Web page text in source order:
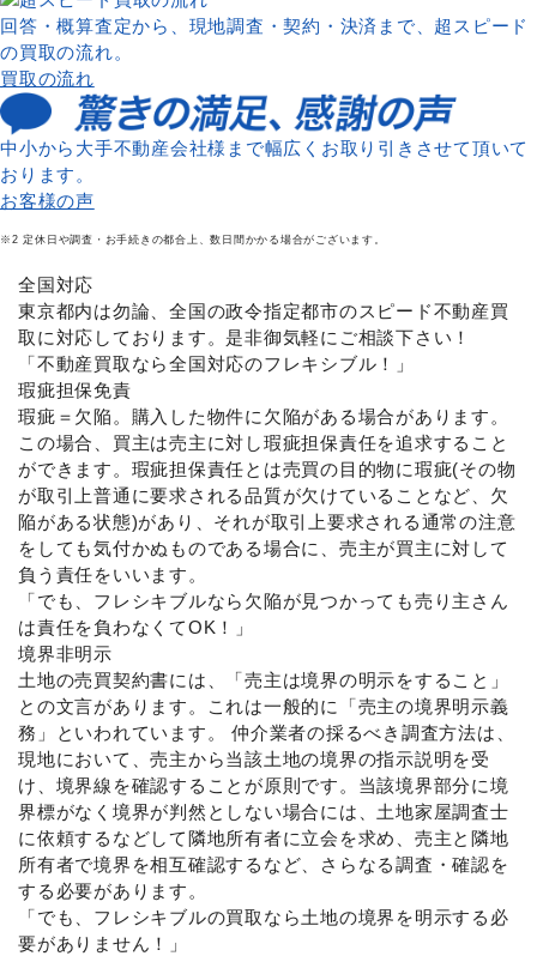
回答・概算査定から、現地調査・契約・決済まで、超スピード
の買取の流れ。
買取の流れ
中小から大手不動産会社様まで幅広くお取り引きさせて頂いて
おります。
お客様の声
※2 定休日や調査・お手続きの都合上、数日間かかる場合がございます。
全国対応
東京都内は勿論、全国の政令指定都市のスピード不動産買
取に対応しております。是非御気軽にご相談下さい！
「不動産買取なら全国対応のフレキシブル！」
瑕疵担保免責
瑕疵＝欠陥。購入した物件に欠陥がある場合があります。
この場合、買主は売主に対し瑕疵担保責任を追求すること
ができます。瑕疵担保責任とは売買の目的物に瑕疵(その物
が取引上普通に要求される品質が欠けていることなど、欠
陥がある状態)があり、それが取引上要求される通常の注意
をしても気付かぬものである場合に、売主が買主に対して
負う責任をいいます。
「でも、フレシキブルなら欠陥が見つかっても売り主さん
は責任を負わなくてOK！」
境界非明示
土地の売買契約書には、「売主は境界の明示をすること」
との文言があります。これは一般的に「売主の境界明示義
務」といわれています。 仲介業者の採るべき調査方法は、
現地において、売主から当該土地の境界の指示説明を受
け、境界線を確認することが原則です。当該境界部分に境
界標がなく境界が判然としない場合には、土地家屋調査士
に依頼するなどして隣地所有者に立会を求め、売主と隣地
所有者で境界を相互確認するなど、さらなる調査・確認を
する必要があります。
「でも、フレシキブルの買取なら土地の境界を明示する必
要がありません！」